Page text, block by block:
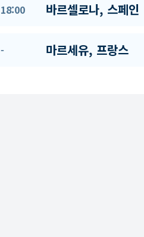
18:00 바르셀로나, 스페인
- 마르세유, 프랑스